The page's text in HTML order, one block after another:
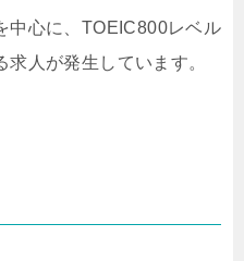
中心に、TOEIC800レベル
人が発生しています。